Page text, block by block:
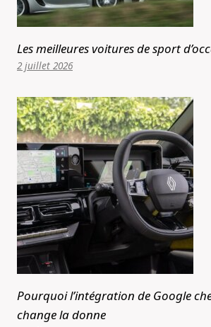
Les meilleures voitures de sport
2 juillet 2026
Pourquoi l’intégration de Google
change la donne